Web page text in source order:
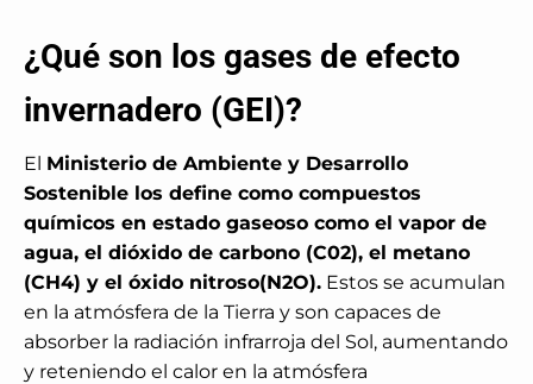
¿Qué son los gases de efecto
invernadero (GEI)?
El Ministerio de Ambiente y Desarrollo
Sostenible los define como compuestos
químicos en estado gaseoso como el vapor de
agua, el dióxido de carbono (C02), el metano
(CH4) y el óxido nitroso(N2O). Estos se acumulan
en la atmósfera de la Tierra y son capaces de
absorber la radiación infrarroja del Sol, aumentando
y reteniendo el calor en la atmósfera